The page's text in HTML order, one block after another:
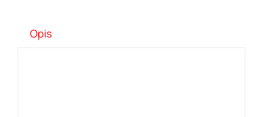
Opis